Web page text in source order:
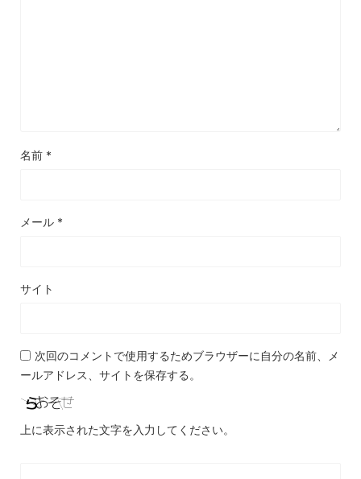
名前 *
メール *
サイト
次回のコメントで使用するためブラウザーに自分の名前、メ
ールアドレス、サイトを保存する。
上に表示された文字を入力してください。